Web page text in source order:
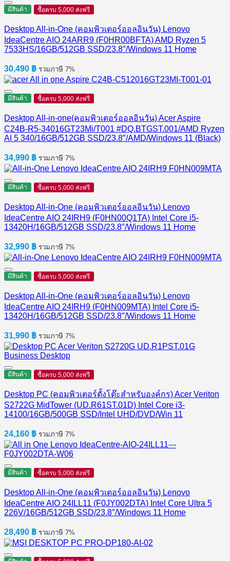
มีสินค้า ซื้อครบ 5,000 ส่งฟรี
Desktop All-in-One (คอมพิวเตอร์ออลอินวัน) Lenovo
IdeaCentre AIO 24ARR9 (F0HR00BFTA) AMD Ryzen 5
7533HS/16GB/512GB SSD/23.8″/Windows 11 Home
30,490 ฿ รวมภาษี 7%
มีสินค้า ซื้อครบ 5,000 ส่งฟรี
Desktop All-in-one(คอมพิวเตอร์ออลอินวัน) Acer Aspire
C24B-R5-34016GT23Mi/T001 #DQ.BTGST.001/AMD Ryzen
AI 5 340/16GB/512GB SSD/23.8″/AMD/Windows 11 (Black)
34,990 ฿ รวมภาษี 7%
มีสินค้า ซื้อครบ 5,000 ส่งฟรี
Desktop All-in-One (คอมพิวเตอร์ออลอินวัน) Lenovo
IdeaCentre AIO 24IRH9 (F0HN00Q1TA) Intel Core i5-
13420H/16GB/512GB SSD/23.8″/Windows 11 Home
32,990 ฿ รวมภาษี 7%
มีสินค้า ซื้อครบ 5,000 ส่งฟรี
Desktop All-in-One (คอมพิวเตอร์ออลอินวัน) Lenovo
IdeaCentre AIO 24IRH9 (F0HN009MTA) Intel Core i5-
13420H/16GB/512GB SSD/23.8″/Windows 11 Home
31,990 ฿ รวมภาษี 7%
มีสินค้า ซื้อครบ 5,000 ส่งฟรี
Desktop PC (คอมพิวเตอร์ตั้งโต๊ะสำหรับองค์กร) Acer Veriton
S2722G MidTower (UD.R61ST.01D) Intel Core i3-
14100/16GB/500GB SSD/Intel UHD/DVD/Win 11
24,160 ฿ รวมภาษี 7%
มีสินค้า ซื้อครบ 5,000 ส่งฟรี
Desktop All-in-One (คอมพิวเตอร์ออลอินวัน) Lenovo
IdeaCentre AIO 24ILL11 (F0JY002DTA) Intel Core Ultra 5
226V/16GB/512GB SSD/23.8″/Windows 11 Home
28,490 ฿ รวมภาษี 7%